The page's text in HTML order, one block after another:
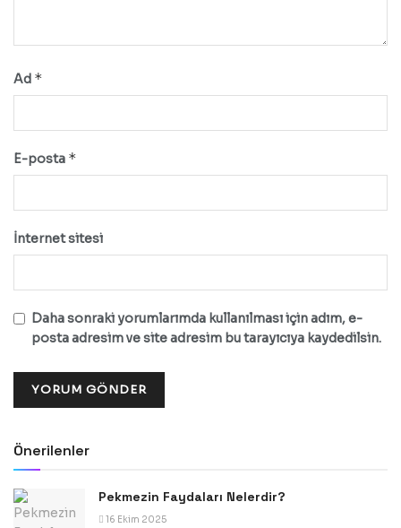
Ad *
E-posta *
İnternet sitesi
Daha sonraki yorumlarımda kullanılması için adım, e-
posta adresim ve site adresim bu tarayıcıya kaydedilsin.
Önerilenler
Pekmezin Faydaları Nelerdir?
16 Ekim 2025